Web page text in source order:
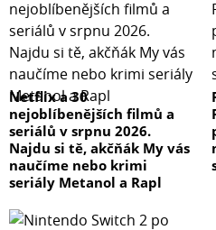
Netflix a 30
nejoblíbenějších filmů a
seriálů v srpnu 2026.
Najdu si tě, akčňák My vás
naučíme nebo krimi
seriály Metanol a Rapl